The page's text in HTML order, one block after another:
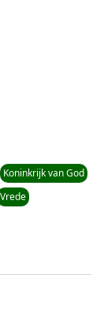
Koninkrijk van God
Vrede